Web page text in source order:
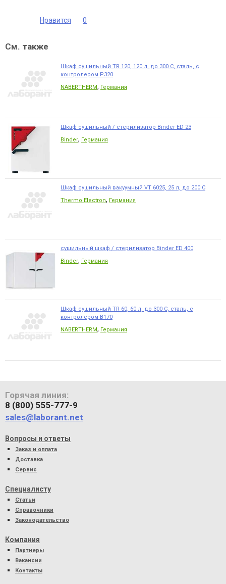
Нравится 0
См. также
Шкаф сушильный TR 120, 120 л, до 300 С, сталь, с
контролером P320
NABERTHERM, Германия
Шкаф сушильный / стерилизатор Binder ED 23
Binder, Германия
Шкаф сушильный вакуумный VT 6025, 25 л, до 200 С
Thermo Electron, Германия
сушильный шкаф / стерилизатор Binder ED 400
Binder, Германия
Шкаф сушильный TR 60, 60 л, до 300 С, сталь, с
контролером B170
NABERTHERM, Германия
Горячая линия:
8 (800) 555-777-9
sales@laborant.net
Вопросы и ответы
Заказ и оплата
Доставка
Сервис
Специалисту
Статьи
Справочники
Законодательство
Компания
Партнеры
Вакансии
Контакты